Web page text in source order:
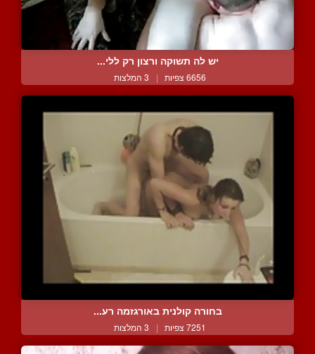
יש לה תשוקה ורצון רק ללי...
6656 צפיות | 3 המלצות
בחורה קולנית באורגזמה רע...
7251 צפיות | 3 המלצות